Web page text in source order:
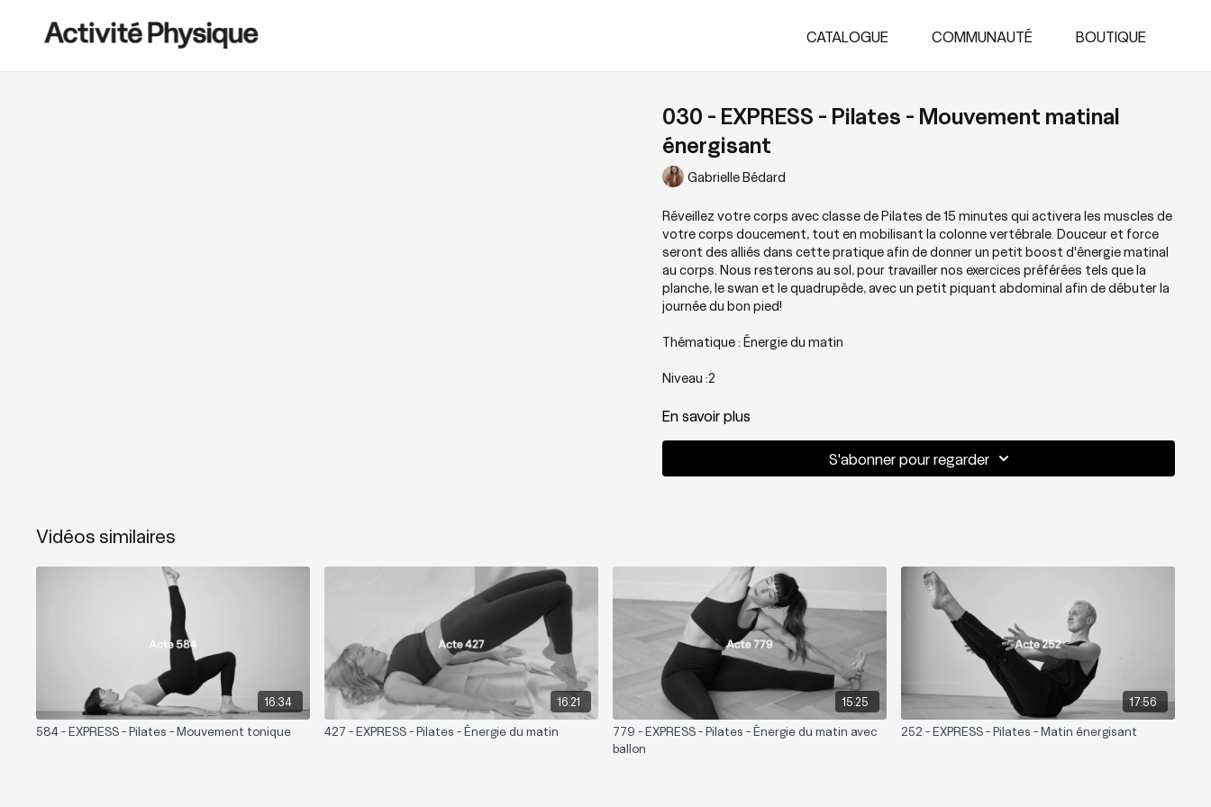
CATALOGUE COMMUNAUTÉ BOUTIQUE
030 - EXPRESS - Pilates - Mouvement matinal
énergisant
Gabrielle Bédard
Réveillez votre corps avec classe de Pilates de 15 minutes qui activera les muscles de
votre corps doucement, tout en mobilisant la colonne vertébrale. Douceur et force
seront des alliés dans cette pratique afin de donner un petit boost d'énergie matinal
au corps. Nous resterons au sol, pour travailler nos exercices préférées tels que la
planche, le swan et le quadrupède, avec un petit piquant abdominal afin de débuter la
journée du bon pied!
Thématique : Énergie du matin
Niveau :2
Zones sollicitées : Dos, Core, Chaîne postérieure.
En savoir plus
S'abonner pour regarder
Vidéos similaires
16:34
584 - EXPRESS - Pilates - Mouvement tonique
16:21
427 - EXPRESS - Pilates - Énergie du matin
15:25
779 - EXPRESS - Pilates - Énergie du matin avec
ballon
17:56
252 - EXPRESS - Pilates - Matin énergisant